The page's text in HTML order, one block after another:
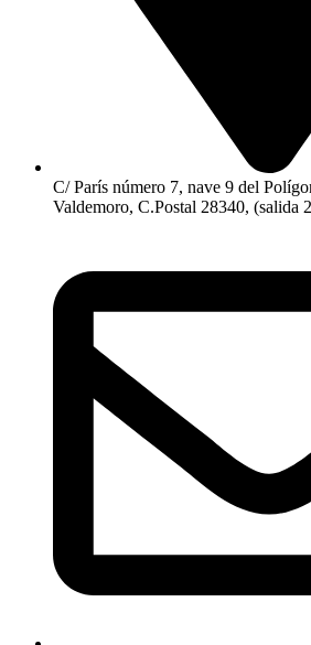
C/ París número 7, nave 9 del
Valdemoro, C.Postal 28340, (salida